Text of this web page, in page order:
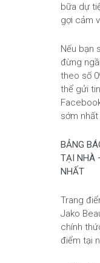
bữa dự
gợi cảm
Nếu bạn
đừng
theo số
thể gửi
sớm
BẢNG
TẠI NHÀ
NHẤT
Trang
Jako
chính
điểm tại